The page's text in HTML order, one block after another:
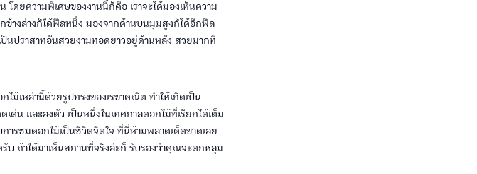
โดยความพิเศษของงานนี้ก็คือ เราจะได้มองเห็นความ
ข้างล่างก็ได้ฟีลหนึ่ง มองจากด้านบนมุมสูงก็ได้อีกฟีล
นปราสาทอันสวยงามทอดยาวอยู่ด้านหลัง สวยมากที
ม้เหล่านี้ด้วยรูปทรงของเรขาคณิต ทำให้เกิดเป็น
น และลงตัว เป็นหนึ่งในเทศกาลดอกไม้ที่เรียกได้เต็ม
ารชมดอกไม้เป็นชีวิตจิตใจ ที่นี่ห้ามพลาดเด็ดขาดเลย
บ ถ้าได้มาเห็นสถานที่จริงล่ะก็ รับรองว่าคุณจะตกหลุม